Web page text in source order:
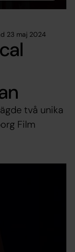
23 maj 2024
två unika
Film